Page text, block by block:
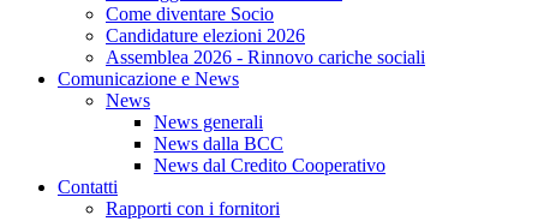
Come diventare Socio
Candidature elezioni 2026
Assemblea 2026 - Rinnovo cariche sociali
Comunicazione e News
News
News generali
News dalla BCC
News dal Credito Cooperativo
Contatti
Rapporti con i fornitori